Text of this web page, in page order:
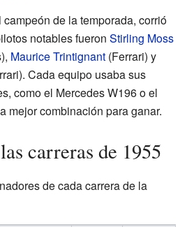
campeón de la temporada, corrió
notables fueron Stirling Moss
Maurice Trintignant (Ferrari) y
Cada equipo usaba sus
como el Mercedes W196 o el
mejor combinación para ganar.
carreras de 1955
de cada carrera de la